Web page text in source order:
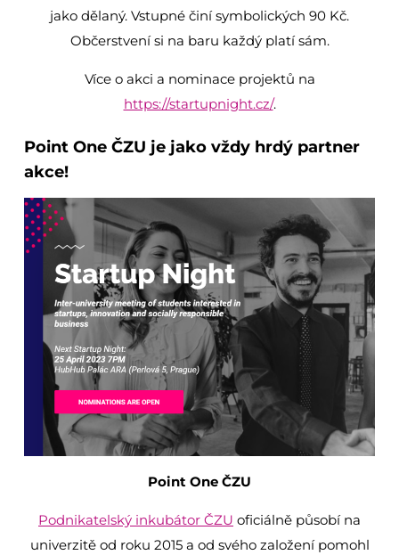
jako dělaný. Vstupné činí symbolických 90 Kč.
Občerstvení si na baru každý platí sám.
Více o akci a nominace projektů na
https://startupnight.cz/.
Point One ČZU je jako vždy hrdý partner
akce!
Point One ČZU
Podnikatelský inkubátor ČZU oficiálně působí na
univerzitě od roku 2015 a od svého založení pomohl